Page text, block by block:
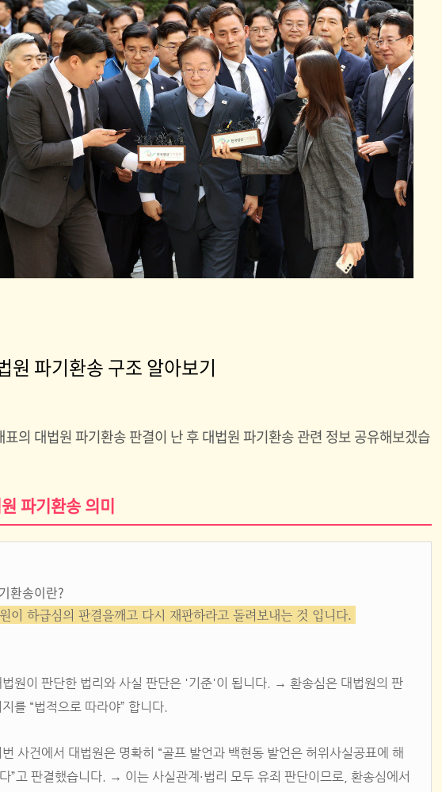
원 파기환송 구조 알아보기
표의 대법원 파기환송 판결이 난 후 대법원 파기환송 관련 정보 공유해보겠습
파기환송 의미
환송이란?
이 하급심의 판결을깨고 다시 재판하라고 돌려보내는 것 입니다.
원이 판단한 법리와 사실 판단은 '기준'이 됩니다. → 환송심은 대법원의 판
를 “법적으로 따라야” 합니다.
사건에서 대법원은 명확히 “골프 발언과 백현동 발언은 허위사실공표에 해
”고 판결했습니다. → 이는 사실관계·법리 모두 유죄 판단이므로, 환송심에서